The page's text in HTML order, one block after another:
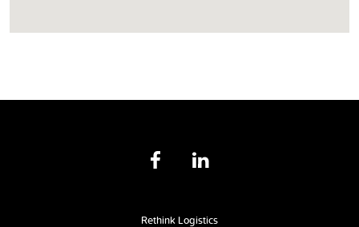
Rethink Logistics